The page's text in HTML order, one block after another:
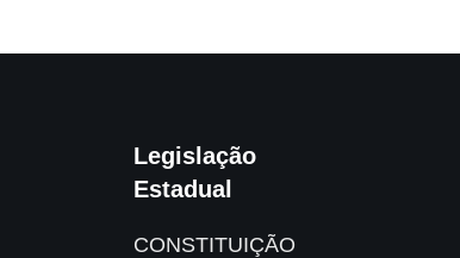
Legislação
Estadual
CONSTITUIÇÃO